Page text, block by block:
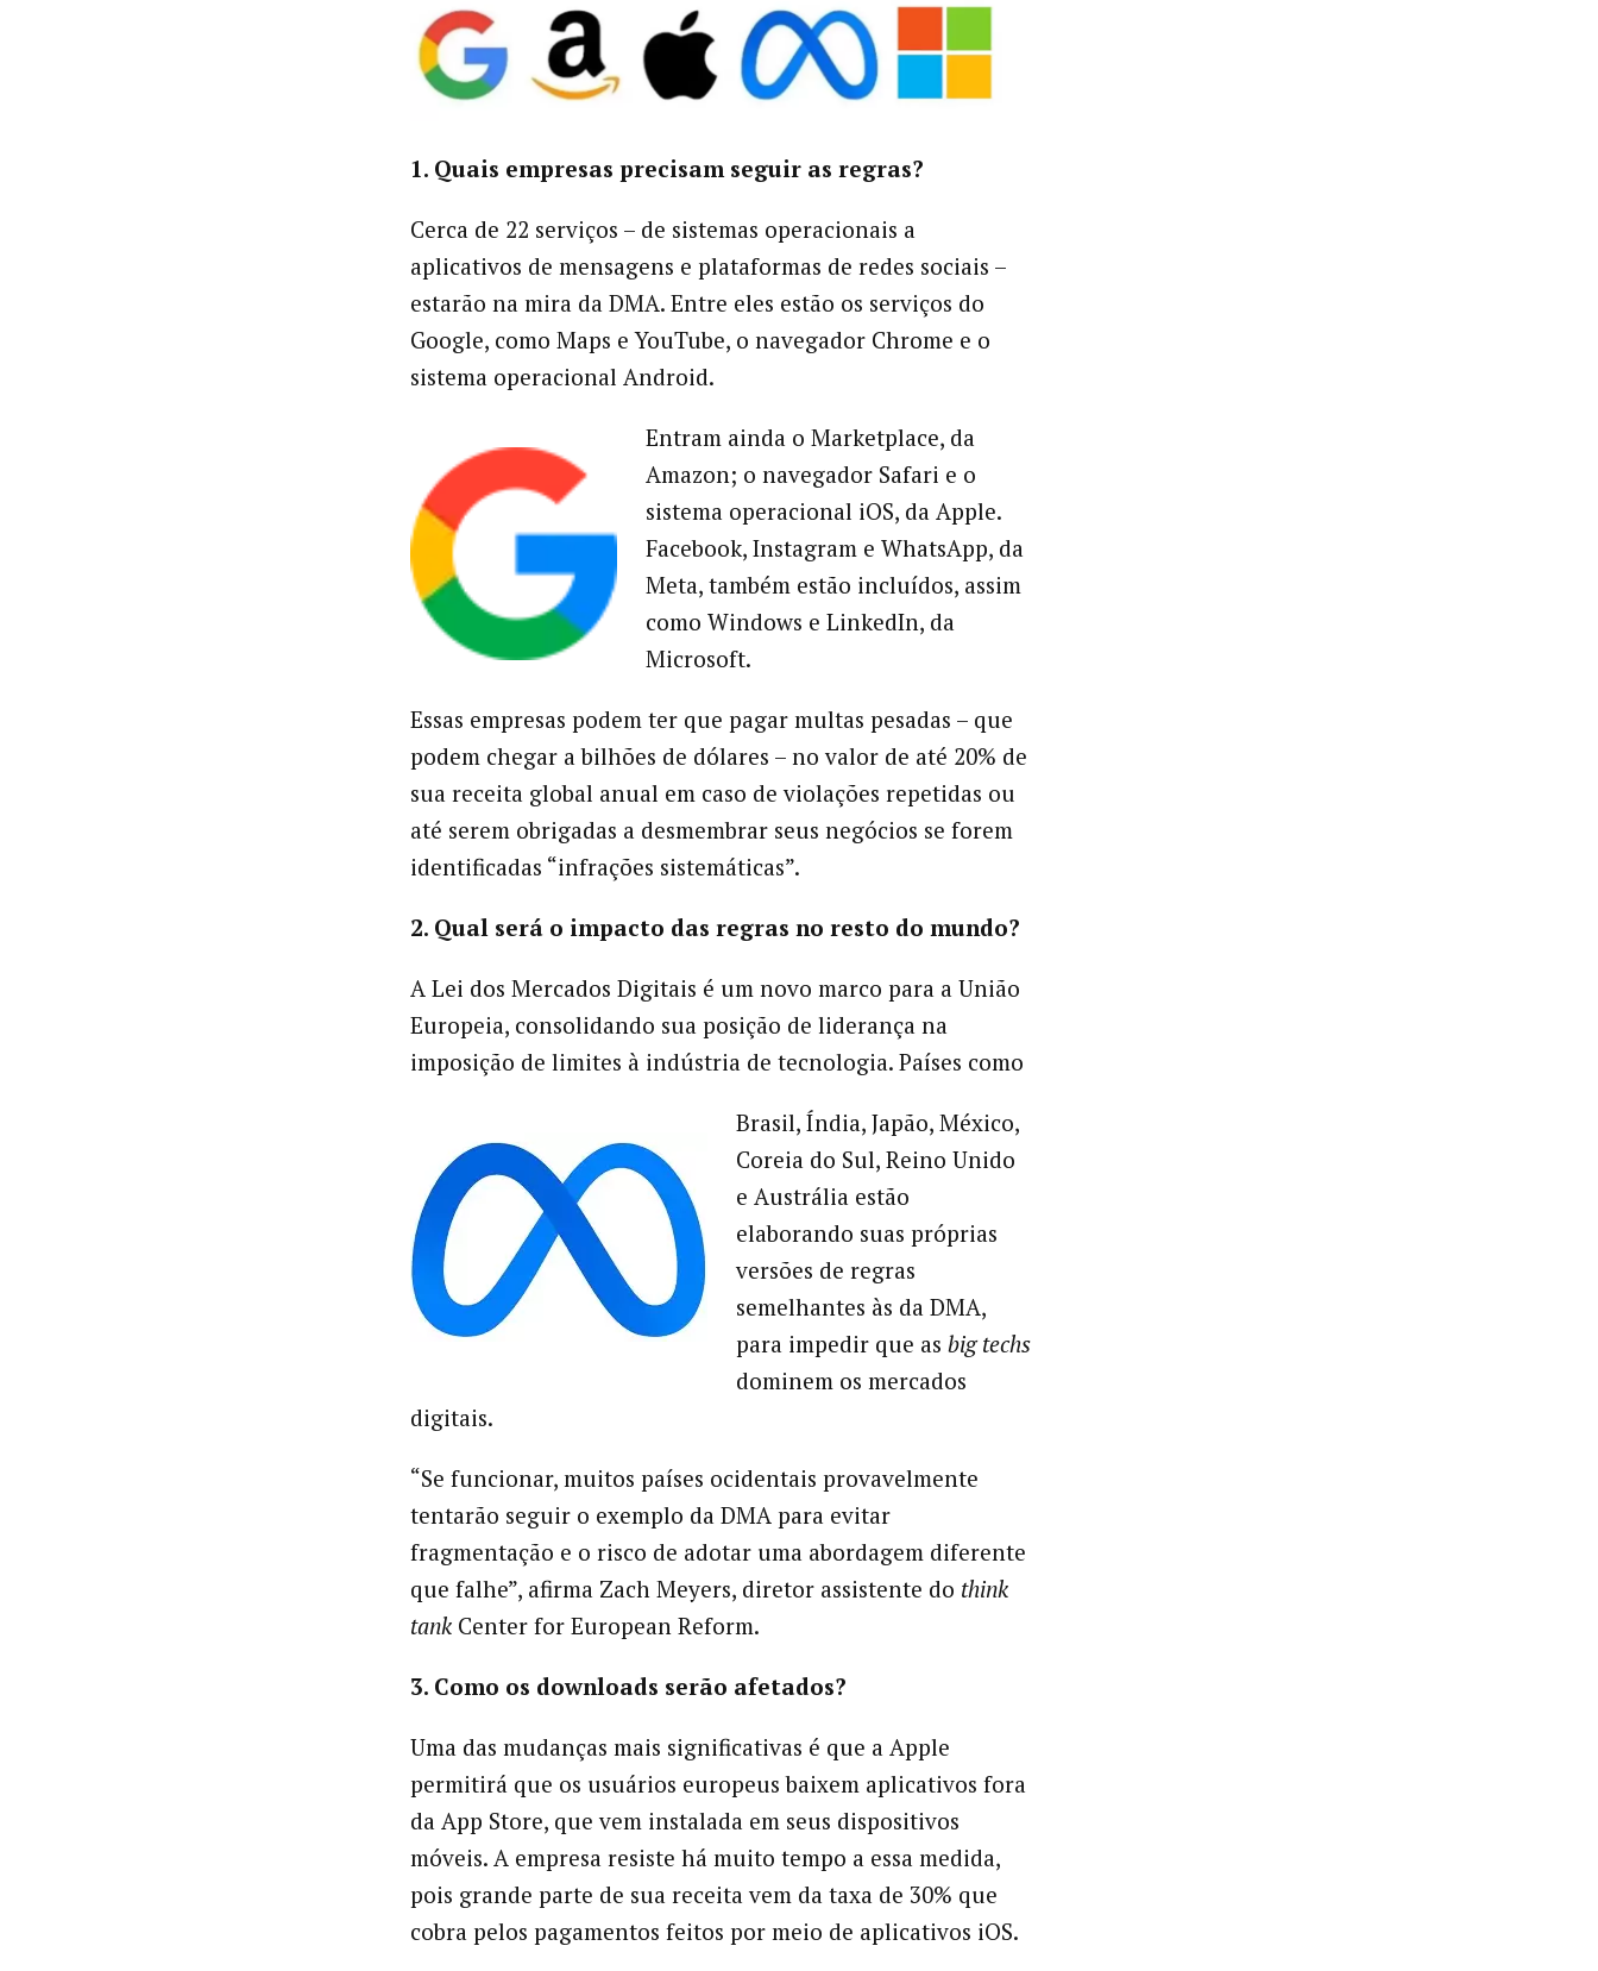
1. Quais empresas precisam seguir as regras?
Cerca de 22 serviços – de sistemas operacionais a
aplicativos de mensagens e plataformas de redes sociais –
estarão na mira da DMA. Entre eles estão os serviços do
Google, como Maps e YouTube, o navegador Chrome e o
sistema operacional Android.
Entram ainda o Marketplace, da
Amazon; o navegador Safari e o
sistema operacional iOS, da Apple.
Facebook, Instagram e WhatsApp, da
Meta, também estão incluídos, assim
como Windows e LinkedIn, da
Microsoft.
Essas empresas podem ter que pagar multas pesadas – que
podem chegar a bilhões de dólares – no valor de até 20% de
sua receita global anual em caso de violações repetidas ou
até serem obrigadas a desmembrar seus negócios se forem
identificadas “infrações sistemáticas”.
2. Qual será o impacto das regras no resto do mundo?
A Lei dos Mercados Digitais é um novo marco para a União
Europeia, consolidando sua posição de liderança na
imposição de limites à indústria de tecnologia. Países como
Brasil, Índia, Japão, México,
Coreia do Sul, Reino Unido
e Austrália estão
elaborando suas próprias
versões de regras
semelhantes às da DMA,
para impedir que as big techs
dominem os mercados
digitais.
“Se funcionar, muitos países ocidentais provavelmente
tentarão seguir o exemplo da DMA para evitar
fragmentação e o risco de adotar uma abordagem diferente
que falhe”, afirma Zach Meyers, diretor assistente do think
tankCenter for European Reform.
3. Como os downloads serão afetados?
Uma das mudanças mais significativas é que a Apple
permitirá que os usuários europeus baixem aplicativos fora
da App Store, que vem instalada em seus dispositivos
móveis. A empresa resiste há muito tempo a essa medida,
pois grande parte de sua receita vem da taxa de 30% que
cobra pelos pagamentos feitos por meio de aplicativos iOS.